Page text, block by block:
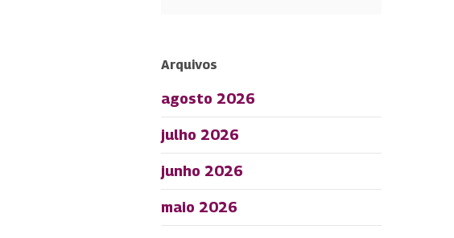
Arquivos
agosto 2026
julho 2026
junho 2026
maio 2026